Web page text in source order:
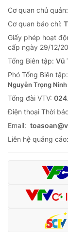
Cơ quan chủ
Cơ quan báo chí:
Giấy phép hoạt
cấp ngày 29/12/
Tổng Biên tập: Vũ
Phó Tổng Biên tập:
Nguyễn Trọng Ninh
Tổng đài VTV:
Ðiện thoại Thời
Email:
Liên hệ quảng cáo: